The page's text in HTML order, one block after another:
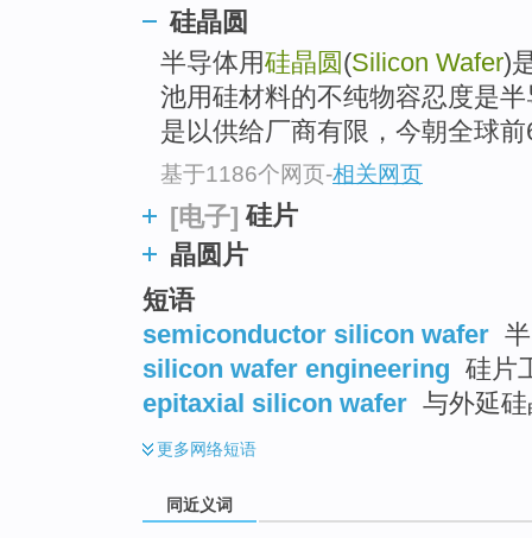
硅晶圆
半导体用硅晶圆 (Silicon Wafer)
池用硅材料的不纯物容忍度是
是以供给厂商有限，今朝全球
基于1186个网页-相关网页
[电子] 硅片
晶圆片
短语
semiconductor silicon wafer
silicon wafer engineering 硅片
epitaxial silicon wafer 与外延
更多网络短语
同近义词